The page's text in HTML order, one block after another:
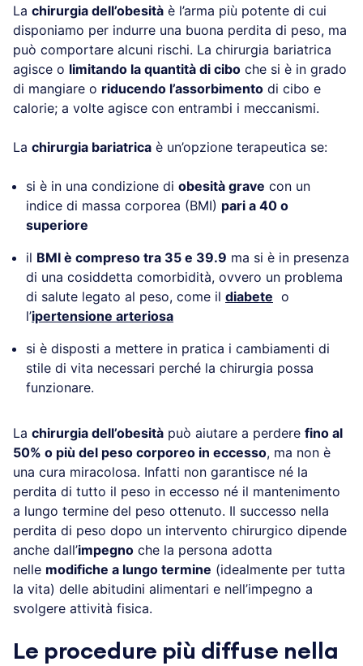
La chirurgia dell’obesità è l’arma più potente di cui
disponiamo per indurre una buona perdita di peso, ma
può comportare alcuni rischi. La chirurgia bariatrica
agisce o limitando la quantità di cibo che si è in grado
di mangiare o riducendo l’assorbimento di cibo e
calorie; a volte agisce con entrambi i meccanismi.
La chirurgia bariatrica è un’opzione terapeutica se:
si è in una condizione di obesità grave con un
indice di massa corporea (BMI) pari a 40 o
superiore
il BMI è compreso tra 35 e 39.9 ma si è in presenza
di una cosiddetta comorbidità, ovvero un problema
di salute legato al peso, come il diabete o
l’ipertensione arteriosa
si è disposti a mettere in pratica i cambiamenti di
stile di vita necessari perché la chirurgia possa
funzionare.
La chirurgia dell’obesità può aiutare a perdere fino al
50% o più del peso corporeo in eccesso, ma non è
una cura miracolosa. Infatti non garantisce né la
perdita di tutto il peso in eccesso né il mantenimento
a lungo termine del peso ottenuto. Il successo nella
perdita di peso dopo un intervento chirurgico dipende
anche dall’impegno che la persona adotta
nelle modifiche a lungo termine (idealmente per tutta
la vita) delle abitudini alimentari e nell’impegno a
svolgere attività fisica.
Le procedure più diffuse nella